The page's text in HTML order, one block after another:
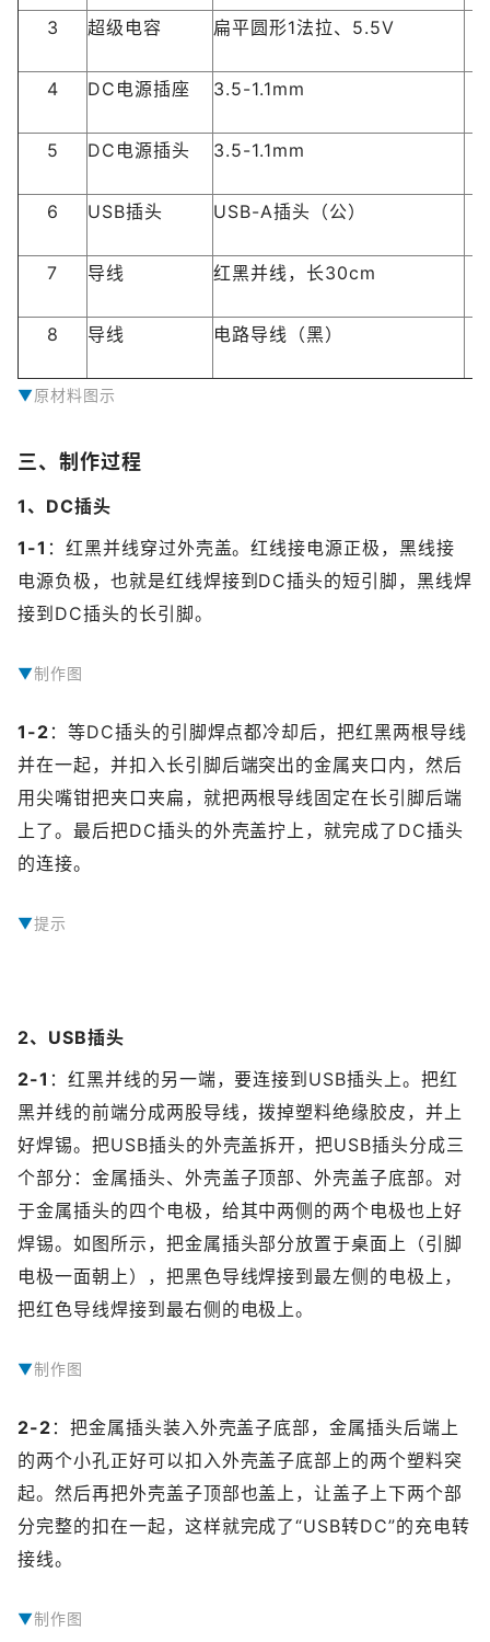
3 超级电容 扁平圆形1法拉、5.5V
4 DC电源插座 3.5-1.1mm
5 DC电源插头 3.5-1.1mm
6 USB插头 USB-A插头（公）
7 导线 红黑并线，长30cm
8 导线 电路导线（黑）
原材料图示
三、制作过程
1、DC插头
1-1 ：红黑并线穿过外壳盖。红线接电源正极，黑线接
电源负极，也就是红线焊接到DC插头的短引脚，黑线焊
接到DC插头的长引脚。
制作图
1-2 ：等DC插头的引脚焊点都冷却后，把红黑两根导线
并在一起，并扣入长引脚后端突出的金属夹口内，然后
用尖嘴钳把夹口夹扁，就把两根导线固定在长引脚后端
上了。最后把DC插头的外壳盖拧上，就完成了DC插头
的连接。
提示
2、USB插头
2-1 ：红黑并线的另一端，要连接到USB插头上。把红
黑并线的前端分成两股导线，拨掉塑料绝缘胶皮，并上
好焊锡。把USB插头的外壳盖拆开，把USB插头分成三
个部分：金属插头、外壳盖子顶部、外壳盖子底部。对
于金属插头的四个电极，给其中两侧的两个电极也上好
焊锡。如图所示，把金属插头部分放置于桌面上（引脚
电极一面朝上），把黑色导线焊接到最左侧的电极上，
把红色导线焊接到最右侧的电极上。
制作图
2-2 ：把金属插头装入外壳盖子底部，金属插头后端上
的两个小孔正好可以扣入外壳盖子底部上的两个塑料突
起。然后再把外壳盖子顶部也盖上，让盖子上下两个部
分完整的扣在一起，这样就完成了“USB转DC”的充电转
接线。
制作图